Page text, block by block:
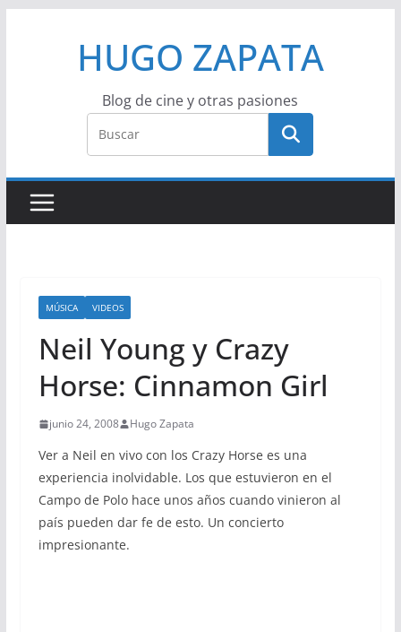
HUGO ZAPATA
Blog de cine y otras pasiones
MÚSICA VIDEOS
Neil Young y Crazy
Horse: Cinnamon Girl
junio 24, 2008 Hugo Zapata
Ver a Neil en vivo con los Crazy Horse es una
experiencia inolvidable. Los que estuvieron en el
Campo de Polo hace unos años cuando vinieron al
país pueden dar fe de esto. Un concierto
impresionante.